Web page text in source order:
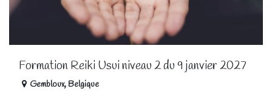
Formation Reiki Usui niveau 2 du 9 janvier 2027
Gembloux, Belgique